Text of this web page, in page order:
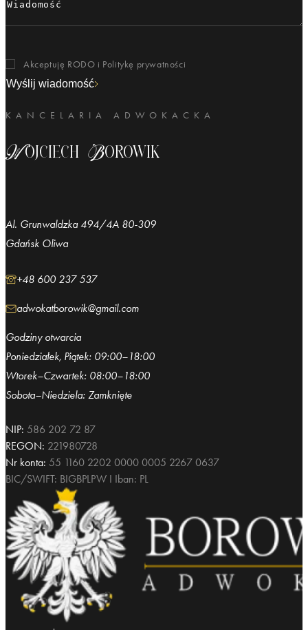
NIP: 586 202 72 87
REGON: 221980728
Nr konta: 55 1160 2202 0000 0005 2267 0637
BIC/SWIFT: BIGBPLPW I Iban: PL
KANCELARIA ADWOKACKA
Wojciech Borowik
Al. Grunwaldzka 494/4A 80-309
Gdańsk Oliwa
+48 600 237 537
adwokatborowik@gmail.com
Godziny otwarcia
Poniedziałek, Piątek: 09:00–18:00
Wtorek–Czwartek: 08:00–18:00
Sobota–Niedziela: Zamknięte
Akceptuję RODO i Politykę prywatności
Wyślij wiadomość